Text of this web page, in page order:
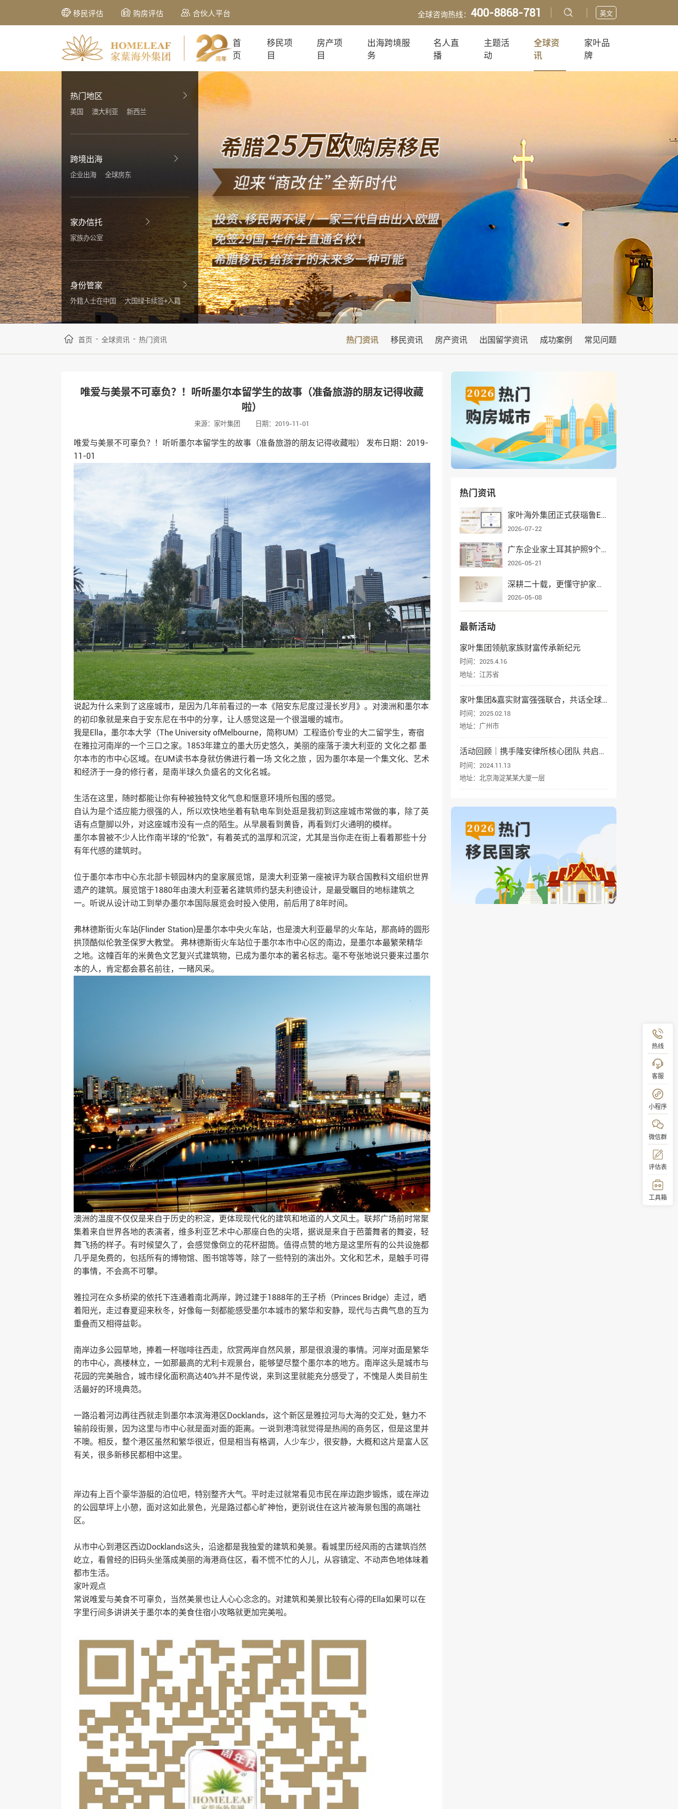
移民评估 购房评估 合伙人平台 全球咨询热线：400-8868-781 英文
首
页
移民项
目
房产项
目
出海跨境服
务
名人直
播
主题活
动
全球资
讯
家叶品
牌
热门地区
美国 澳大利亚 新西兰
跨境出海
企业出海 全球房东
家办信托
家族办公室
身份管家
外籍人士在中国 大国绿卡续签+入籍
热门资讯 移民资讯 房产资讯 出国留学资讯 成功案例 常见问题
首页 - 全球资讯 - 热门资讯
唯爱与美景不可辜负？！听听墨尔本留学生的故事（准备旅游的朋友记得收藏
啦）
来源：家叶集团 日期：2019-11-01
唯爱与美景不可辜负？！听听墨尔本留学生的故事（准备旅游的朋友记得收藏啦） 发布日期：2019-
11-01
说起为什么来到了这座城市，是因为几年前看过的一本《陪安东尼度过漫长岁月》。对澳洲和墨尔本
的初印象就是来自于安东尼在书中的分享，让人感觉这是一个很温暖的城市。
我是Ella，墨尔本大学（The University ofMelbourne，简称UM）工程造价专业的大二留学生，寄宿
在雅拉河南岸的一个三口之家。1853年建立的墨大历史悠久，美丽的座落于澳大利亚的 文化之都 墨
尔本市的市中心区域。在UM读书本身就仿佛进行着一场 文化之旅 ，因为墨尔本是一个集文化、艺术
和经济于一身的修行者，是南半球久负盛名的文化名城。
生活在这里，随时都能让你有种被独特文化气息和惬意环境所包围的感觉。
自认为是个适应能力很强的人，所以欢快地坐着有轨电车到处逛是我初到这座城市常做的事，除了英
语有点蹩脚以外，对这座城市没有一点的陌生。从早晨看到黄昏，再看到灯火通明的模样。
墨尔本曾被不少人比作南半球的“伦敦”，有着英式的温厚和沉淀，尤其是当你走在街上看着那些十分
有年代感的建筑时。
位于墨尔本市中心东北部卡顿园林内的皇家展览馆，是澳大利亚第一座被评为联合国教科文组织世界
遗产的建筑。展览馆于1880年由澳大利亚著名建筑师约瑟夫利德设计，是最受瞩目的地标建筑之
一。听说从设计动工到举办墨尔本国际展览会时投入使用，前后用了8年时间。
弗林德斯街火车站(Flinder Station)是墨尔本中央火车站，也是澳大利亚最早的火车站，那高峙的圆形
拱顶酷似伦敦圣保罗大教堂。 弗林德斯街火车站位于墨尔本市中心区的南边，是墨尔本最繁荣精华
之地。这幢百年的米黄色文艺复兴式建筑物，已成为墨尔本的著名标志。毫不夸张地说只要来过墨尔
本的人，肯定都会慕名前往，一睹风采。
澳洲的温度不仅仅是来自于历史的积淀，更体现现代化的建筑和地道的人文风土。联邦广场前时常聚
集着来自世界各地的表演者，维多利亚艺术中心那座白色的尖塔，据说是来自于芭蕾舞者的舞姿，轻
舞飞扬的样子。有时候望久了，会感觉像倒立的花杯甜筒。值得点赞的地方是这里所有的公共设施都
几乎是免费的，包括所有的博物馆、图书馆等等，除了一些特别的演出外。文化和艺术，是触手可得
的事情，不会高不可攀。
雅拉河在众多桥梁的依托下连通着南北两岸，跨过建于1888年的王子桥（Princes Bridge）走过，晒
着阳光，走过春夏迎来秋冬，好像每一刻都能感受墨尔本城市的繁华和安静，现代与古典气息的互为
重叠而又相得益彰。
南岸边多公园草地，捧着一杯咖啡往西走，欣赏两岸自然风景，那是很浪漫的事情。河岸对面是繁华
的市中心，高楼林立，一如那最高的尤利卡观景台，能够望尽整个墨尔本的地方。南岸这头是城市与
花园的完美融合，城市绿化面积高达40%并不是传说，来到这里就能充分感受了，不愧是人类目前生
活最好的环境典范。
一路沿着河边再往西就走到墨尔本滨海港区Docklands，这个新区是雅拉河与大海的交汇处，魅力不
输前段街景，因为这里与市中心就是面对面的距离。一说到港湾就觉得是热闹的商务区，但是这里并
不噢。相反，整个港区虽然和繁华很近，但是相当有格调，人少车少，很安静，大概和这片是富人区
有关，很多新移民都相中这里。
岸边有上百个豪华游艇的泊位吧，特别整齐大气。平时走过就常看见市民在岸边跑步锻炼，或在岸边
的公园草坪上小憩，面对这如此景色，光是路过都心旷神怡，更别说住在这片被海景包围的高端社
区。
从市中心到港区西边Docklands这头，沿途都是我独爱的建筑和美景。看城里历经风雨的古建筑岿然
屹立，看曾经的旧码头坐落成美丽的海港商住区，看不慌不忙的人儿，从容镇定、不动声色地体味着
都市生活。
家叶观点
常说唯爱与美食不可辜负，当然美景也让人心心念念的。对建筑和美景比较有心得的Ella如果可以在
字里行间多讲讲关于墨尔本的美食住宿小攻略就更加完美啦。
热门资讯
家叶海外集团正式获瑙鲁ECRCP项目官方授权，身份规划服务再添权威认证
2026-07-22
广东企业家土耳其护照9个月获批，家叶海外全流程护航一家三口入籍
2026-05-21
深耕二十载，更懂守护家业——家叶海外集团辉煌发展纪实
2026-05-08
最新活动
家叶集团领航家族财富传承新纪元
时间：2025.4.16
地址：江苏省
家叶集团&嘉实财富强强联合，共话全球资产配置与身份规划
时间：2025.02.18
地址：广州市
活动回顾｜携手隆安律所核心团队 共启企业出海新征程
时间：2024.11.13
地址：北京海淀某某大厦一层
热线
客服
小程序
微信群
评估表
工具箱